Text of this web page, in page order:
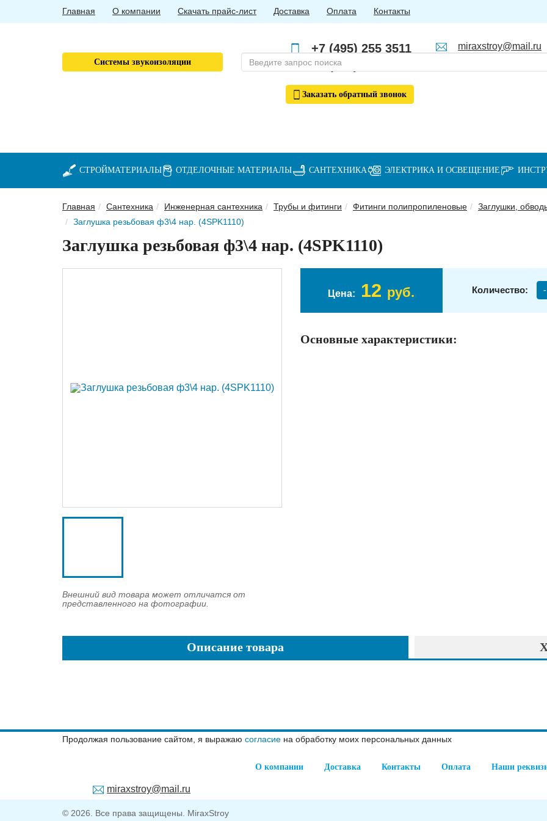
СТРОЙМАТЕРИАЛЫ ОТДЕЛОЧНЫЕ МАТЕРИАЛЫ САНТЕХНИКА ЭЛЕКТРИКА И ОСВЕЩЕНИЕ
Главная О компании Скачать прайс-лист Доставка Оплата Контакты
+7 (495) 255 3511
+7 (985) 762 4123
Заказать обратный звонок
miraxstroy@mail.ru
Системы звукоизоляции
Главная Сантехника Инженерная сантехника Трубы и фитинги Фитинги полипропиленовые
Заглушки,
Заглушка резьбовая ф3\4 нар. (4SPK1110)
Заглушка резьбовая ф3\4 нар. (4SPK1110)
Внешний вид товара может отличатся от
представленного на фотографии.
Цена: 12 руб. Количество: -
Основные характеристики:
Описание товара
О компании Доставка Контакты Оплата Наши
miraxstroy@mail.ru
Продолжая пользование сайтом, я выражаю согласие на обработку моих персональных данных
© 2026 . Все права защищены. MiraxStroy